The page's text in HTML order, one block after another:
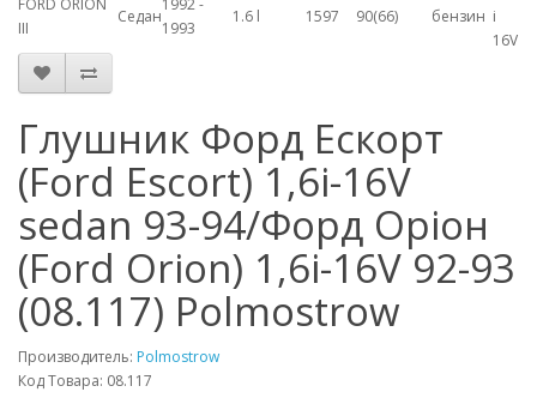
FORD ORION
III
Седан
1992 -
1993
1.6 l 1597 90(66) бензин i
16V
Глушник Форд Ескорт
(Ford Escort) 1,6i-16V
sedan 93-94/Форд Оріон
(Ford Orion) 1,6i-16V 92-93
(08.117) Polmostrow
Производитель: Polmostrow
Код Товара: 08.117